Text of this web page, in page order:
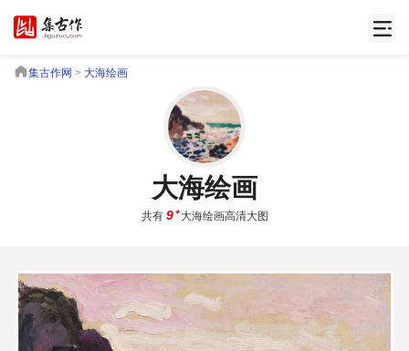
集古作网 > 大海绘画
大海绘画
共有 9⁺ 大海绘画高清大图
2795×2122 PX
集
古
/
Painting
&